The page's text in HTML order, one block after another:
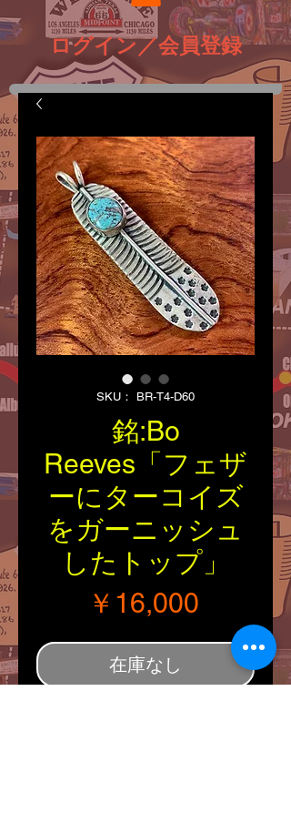
ログイン／会員登録
SKU： BR-T4-D60
銘:Bo
Reeves「フェザ
ーにターコイズ
をガーニッシュ
したトップ」
￥16,000
在庫なし